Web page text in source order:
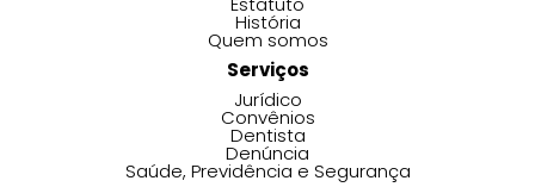
História
Quem somos
Serviços
Jurídico
Convênios
Dentista
Denúncia
Saúde, Previdência e Segurança